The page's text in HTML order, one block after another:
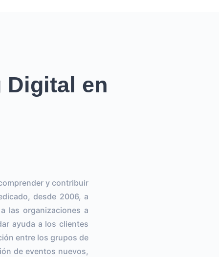
Digital en
y contribuir
desde 2006, a
las organizaciones a
ayuda a los clientes
entre los grupos de
de eventos nuevos,